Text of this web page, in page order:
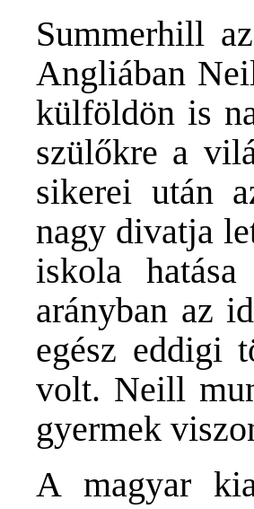
Summerhill
Angliában
külföldön is
szülőkre a
sikerei után
nagy divatja
iskola
arányban az
egész eddigi
volt. Neill
gyermek
A magyar